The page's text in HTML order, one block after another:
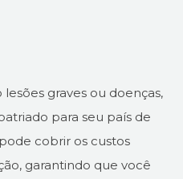
graves ou doenças,
para seu país de
cobrir os custos
garantindo que você